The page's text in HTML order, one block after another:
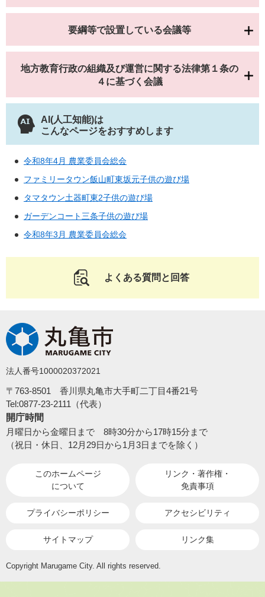
要綱等で設置している会議等
地方教育行政の組織及び運営に関する法律第１条の
４に基づく会議
AI(人工知能)は
こんなページをおすすめします
令和8年4月 農業委員会総会
ファミリータウン飯山町東坂元子供の遊び場
タマタウン土器町東2子供の遊び場
ガーデンコート三条子供の遊び場
令和8年3月 農業委員会総会
よくある質問と回答
法人番号1000020372021
〒763-8501 香川県丸亀市大手町二丁目4番21号
Tel:0877-23-2111（代表）
開庁時間
月曜日から金曜日まで 8時30分から17時15分まで
（祝日・休日、12月29日から1月3日までを除く）
このホームページ
について
リンク・著作権・
免責事項
プライバシーポリシー アクセシビリティ
サイトマップ リンク集
Copyright Marugame City. All rights reserved.